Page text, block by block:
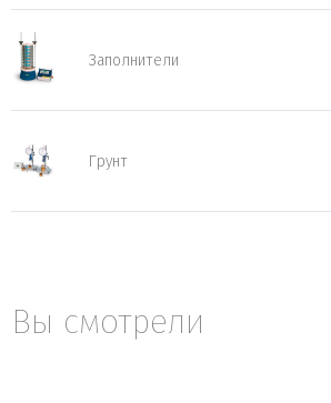
Заполнители
Грунт
Вы смотрели